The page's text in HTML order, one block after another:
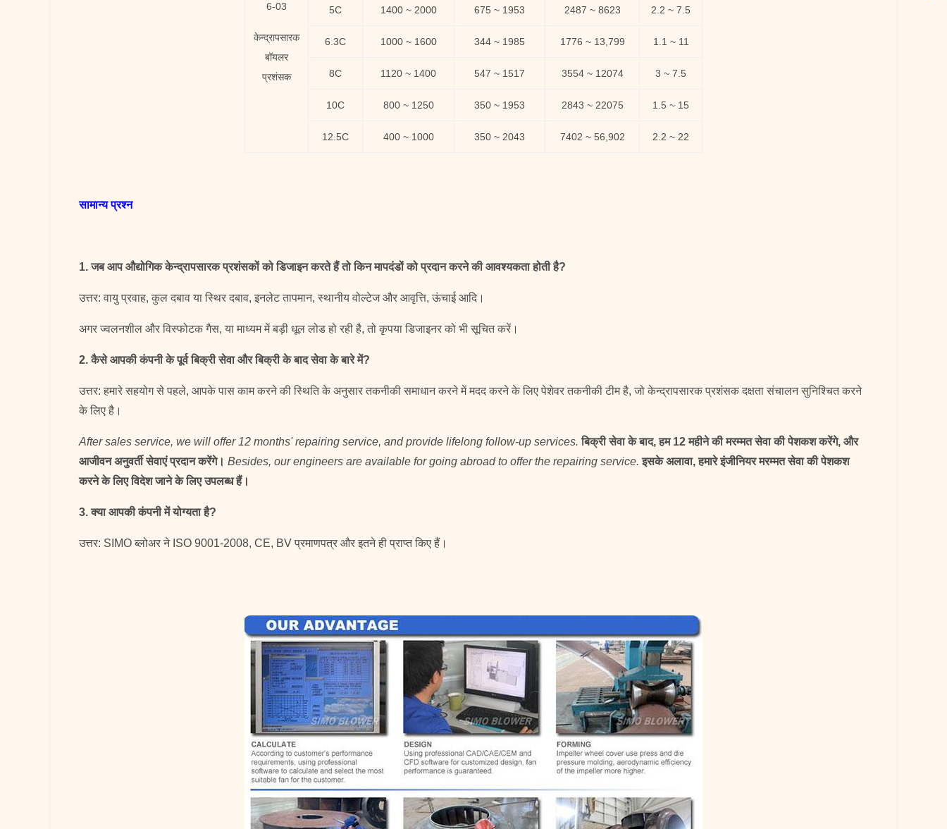
6-03
केन्द्रापसारक
बॉयलर
प्रशंसक
5C 1400 ~ 2000 675 ~ 1953 2487 ~ 8623 2.2 ~ 7.5
6.3C 1000 ~ 1600 344 ~ 1985 1776 ~ 13,799 1.1 ~ 11
8C 1120 ~ 1400 547 ~ 1517 3554 ~ 12074 3 ~ 7.5
10C 800 ~ 1250 350 ~ 1953 2843 ~ 22075 1.5 ~ 15
12.5C 400 ~ 1000 350 ~ 2043 7402 ~ 56,902 2.2 ~ 22
सामान्य प्रश्न
1. जब आप औद्योगिक केन्द्रापसारक प्रशंसकों को डिजाइन करते हैं तो किन मापदंडों को प्रदान करने की आवश्यकता होती है?
उत्तर: वायु प्रवाह, कुल दबाव या स्थिर दबाव, इनलेट तापमान, स्थानीय वोल्टेज और आवृत्ति, ऊंचाई आदि।
अगर ज्वलनशील और विस्फोटक गैस, या माध्यम में बड़ी धूल लोड हो रही है, तो कृपया डिजाइनर को भी सूचित करें।
2. कैसे आपकी कंपनी के पूर्व बिक्री सेवा और बिक्री के बाद सेवा के बारे में?
उत्तर: हमारे सहयोग से पहले, आपके पास काम करने की स्थिति के अनुसार तकनीकी समाधान करने में मदद करने के लिए पेशेवर तकनीकी टीम है, जो केन्द्रापसारक प्रशंसक दक्षता संचालन सुनिश्चित करने
के लिए है।
After sales service, we will offer 12 months' repairing service, and provide lifelong follow-up services. बिक्री सेवा के बाद, हम 12 महीने की मरम्मत सेवा की पेशकश करेंगे, और
आजीवन अनुवर्ती सेवाएं प्रदान करेंगे। Besides, our engineers are available for going abroad to offer the repairing service. इसके अलावा, हमारे इंजीनियर मरम्मत सेवा की पेशकश
करने के लिए विदेश जाने के लिए उपलब्ध हैं।
3. क्या आपकी कंपनी में योग्यता है?
उत्तर: SIMO ब्लोअर ने ISO 9001-2008, CE, BV प्रमाणपत्र और इतने ही प्राप्त किए हैं।